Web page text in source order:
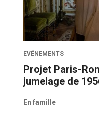
EVÉNEMENTS
Projet Paris-
jumelage de
En famille